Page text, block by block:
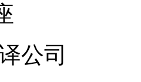
公司